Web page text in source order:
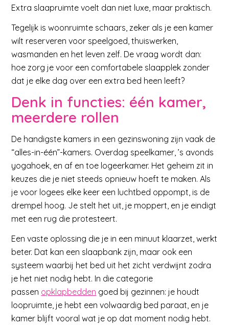
Extra slaapruimte voelt dan niet luxe, maar praktisch.
Tegelijk is woonruimte schaars, zeker als je een kamer
wilt reserveren voor speelgoed, thuiswerken,
wasmanden en het leven zelf. De vraag wordt dan:
hoe zorg je voor een comfortabele slaapplek zonder
dat je elke dag over een extra bed heen leeft?
Denk in functies: één kamer,
meerdere rollen
De handigste kamers in een gezinswoning zijn vaak de
“alles-in-één”-kamers. Overdag speelkamer, ’s avonds
yogahoek, en af en toe logeerkamer. Het geheim zit in
keuzes die je niet steeds opnieuw hoeft te maken. Als
je voor logees elke keer een luchtbed oppompt, is de
drempel hoog. Je stelt het uit, je moppert, en je eindigt
met een rug die protesteert.
Een vaste oplossing die je in een minuut klaarzet, werkt
beter. Dat kan een slaapbank zijn, maar ook een
systeem waarbij het bed uit het zicht verdwijnt zodra
je het niet nodig hebt. In die categorie
passen opklapbedden goed bij gezinnen: je houdt
loopruimte, je hebt een volwaardig bed paraat, en je
kamer blijft vooral wat je op dat moment nodig hebt.